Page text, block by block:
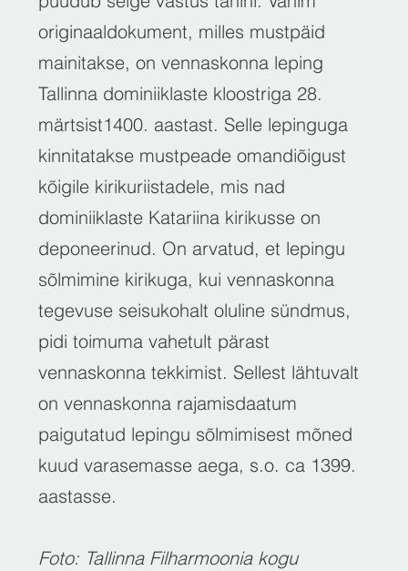
originaaldokument, milles mustpäid
mainitakse, on vennaskonna leping
Tallinna dominiiklaste kloostriga 28.
märtsist1400. aastast. Selle lepinguga
kinnitatakse mustpeade omandiõigust
kõigile kirikuriistadele, mis nad
dominiiklaste Katariina kirikusse on
deponeerinud. On arvatud, et lepingu
sõlmimine kirikuga, kui vennaskonna
tegevuse seisukohalt oluline sündmus,
pidi toimuma vahetult pärast
vennaskonna tekkimist. Sellest lähtuvalt
on vennaskonna rajamisdaatum
paigutatud lepingu sõlmimisest mõned
kuud varasemasse aega, s.o. ca 1399.
aastasse.
Foto: Tallinna Filharmoonia kogu